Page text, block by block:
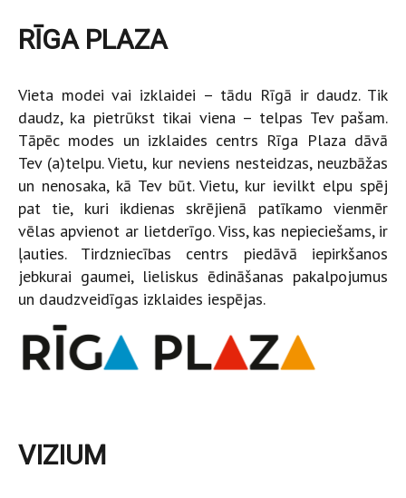
RĪGA PLAZA
Vieta modei vai izklaidei – tādu Rīgā ir daudz. Tik
daudz, ka pietrūkst tikai viena – telpas Tev pašam.
Tāpēc modes un izklaides centrs Rīga Plaza dāvā
Tev (a)telpu. Vietu, kur neviens nesteidzas, neuzbāžas
un nenosaka, kā Tev būt. Vietu, kur ievilkt elpu spēj
pat tie, kuri ikdienas skrējienā patīkamo vienmēr
vēlas apvienot ar lietderīgo. Viss, kas nepieciešams, ir
ļauties. Tirdzniecības centrs piedāvā iepirkšanos
jebkurai gaumei, lieliskus ēdināšanas pakalpojumus
un daudzveidīgas izklaides iespējas.
VIZIUM